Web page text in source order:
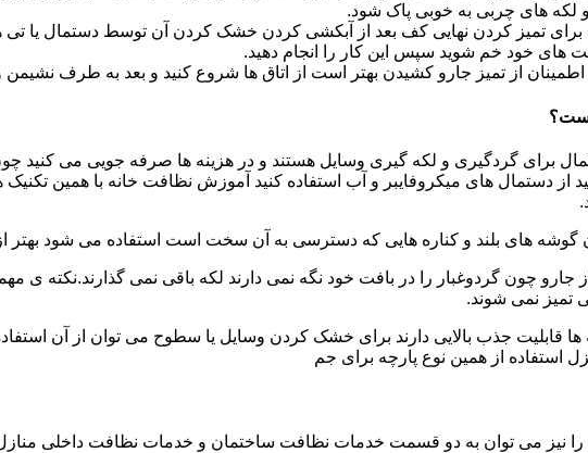
لکه های چربی به خوبی پاک شود.
تمیز کردن نهایی کف بعد از آبکشی کردن خشک کردن آن توسط دستمال یا تی
خود خم شوید سپس این کار را انجام دهید.
از تمیز جارو کشیدن بهتر است از اتاق ها شروع کنید و بعد به طرف نشیمن و
برای گردگیری و لکه گیری وسایل هستند و در هزینه ها صرفه جویی می کنید
از دستمال های میکروفایبر و آب استفاده کنید آموزش نظافت خانه با همین
جارو چون گردوغبار را در بافت خود نگه نمی دارند لکه باقی نمی گذارند.نکته ی
تمیز نمی شوند.
ها قابلیت جذب بالایی دارند برای خشک کردن وسایل یا سطوح می توان از آن
استفاده از همین نوع پارچه برای جم
نیز می توان به دو قسمت خدمات نظافت ساختمان و خدمات نظافت داخلی